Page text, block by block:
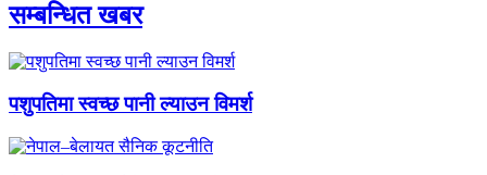
सम्बन्धित खबर
पशुपतिमा स्वच्छ पानी ल्याउन विमर्श